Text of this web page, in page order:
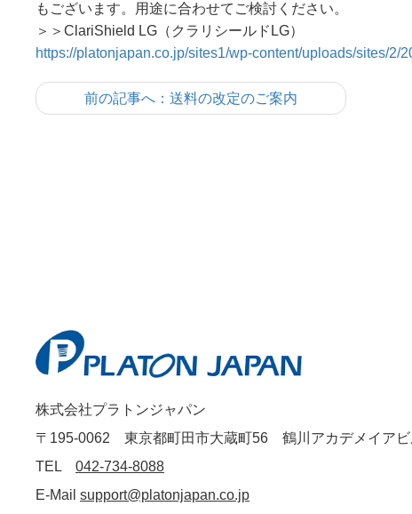
もございます。用途に合わせてご検討ください。
＞＞ClariShield LG（クラリシールドLG）
https://platonjapan.co.jp/sites1/wp-content/uploads/sites/2/
前の記事へ：送料の改定のご案内
株式会社プラトンジャパン
〒195-0062 東京都町田市大蔵町56 鶴川アカデメイアビ
TEL 042-734-8088
E-Mail support@platonjapan.co.jp